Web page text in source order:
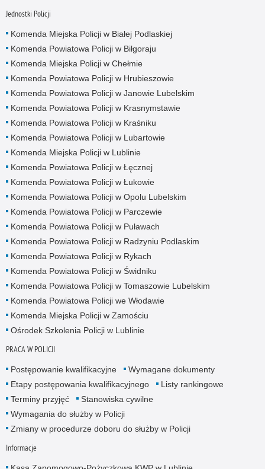
Jednostki Policji
Komenda Miejska Policji w Białej Podlaskiej
Komenda Powiatowa Policji w Biłgoraju
Komenda Miejska Policji w Chełmie
Komenda Powiatowa Policji w Hrubieszowie
Komenda Powiatowa Policji w Janowie Lubelskim
Komenda Powiatowa Policji w Krasnymstawie
Komenda Powiatowa Policji w Kraśniku
Komenda Powiatowa Policji w Lubartowie
Komenda Miejska Policji w Lublinie
Komenda Powiatowa Policji w Łęcznej
Komenda Powiatowa Policji w Łukowie
Komenda Powiatowa Policji w Opolu Lubelskim
Komenda Powiatowa Policji w Parczewie
Komenda Powiatowa Policji w Puławach
Komenda Powiatowa Policji w Radzyniu Podlaskim
Komenda Powiatowa Policji w Rykach
Komenda Powiatowa Policji w Świdniku
Komenda Powiatowa Policji w Tomaszowie Lubelskim
Komenda Powiatowa Policji we Włodawie
Komenda Miejska Policji w Zamościu
Ośrodek Szkolenia Policji w Lublinie
PRACA W POLICJI
Postępowanie kwalifikacyjne
Wymagane dokumenty
Etapy postępowania kwalifikacyjnego
Listy rankingowe
Terminy przyjęć
Stanowiska cywilne
Wymagania do służby w Policji
Zmiany w procedurze doboru do służby w Policji
Informacje